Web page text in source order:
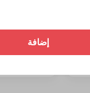
جلي
تشيز كيك
المكونات: طبقة
مع سبونج
إضافة